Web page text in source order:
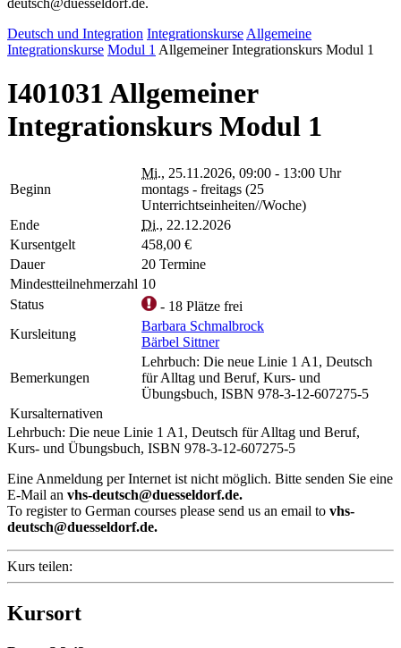
Deutsch und Integration Integrationskurse Allgemeine
Integrationskurse Modul 1 Allgemeiner Integrationskurs Modul 1
I401031 Allgemeiner
Integrationskurs Modul 1
Beginn
Mi., 25.11.2026, 09:00 - 13:00 Uhr
montags - freitags (25
Unterrichtseinheiten//Woche)
Ende
Di., 22.12.2026
Kursentgelt
458,00 €
Dauer
20 Termine
Mindestteilnehmerzahl 10
Status
- 18 Plätze frei
Kursleitung
Barbara Schmalbrock
Bärbel Sittner
Bemerkungen
Lehrbuch: Die neue Linie 1 A1, Deutsch
für Alltag und Beruf, Kurs- und
Übungsbuch, ISBN 978-3-12-607275-5
Kursalternativen
Lehrbuch: Die neue Linie 1 A1, Deutsch für Alltag und Beruf,
Kurs- und Übungsbuch, ISBN 978-3-12-607275-5
Eine Anmeldung per Internet ist nicht möglich. Bitte senden Sie eine
E-Mail an vhs-deutsch@duesseldorf.de.
To register to German courses please send us an email to vhs-
deutsch@duesseldorf.de.
Kurs teilen:
Kursort